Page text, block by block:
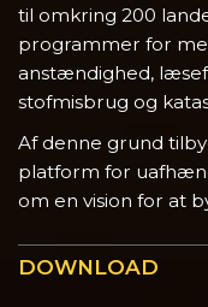
til omkring 200
programmer for
anstændighed,
stofmisbrug og
Af denne grund
platform for
om en vision for at
DOWNLOAD